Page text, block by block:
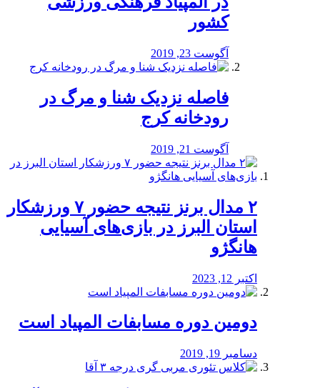
کشور
آگوست 23, 2019
️فاصله نزدیک شنا و مرگ در
رودخانه کرج
آگوست 21, 2019
۲ مدال برنز نتیجه حضور ۷ ورزشکار
استان البرز در بازی‌های آسیایی
هانگژو
اکتبر 12, 2023
دومین دوره مسابفات المپیاد است
دسامبر 19, 2019